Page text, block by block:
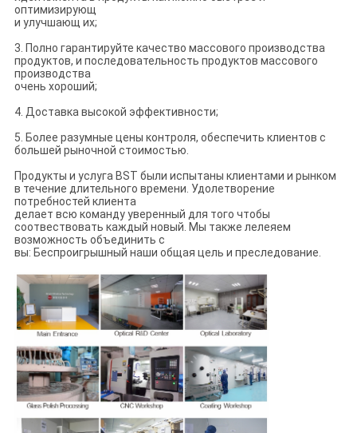
оптимизирующ
и улучшающ их;
3. Полно гарантируйте качество массового производства
продуктов, и последовательность продуктов массового
производства
очень хороший;
4. Доставка высокой эффективности;
5. Более разумные цены контроля, обеспечить клиентов с
большей рыночной стоимостью.
Продукты и услуга BST были испытаны клиентами и рынком
в течение длительного времени. Удолетворение
потребностей клиента
делает всю команду уверенный для того чтобы
соотвествовать каждый новый. Мы также лелеяем
возможность объединить с
вы: Беспроигрышный наши общая цель и преследование.